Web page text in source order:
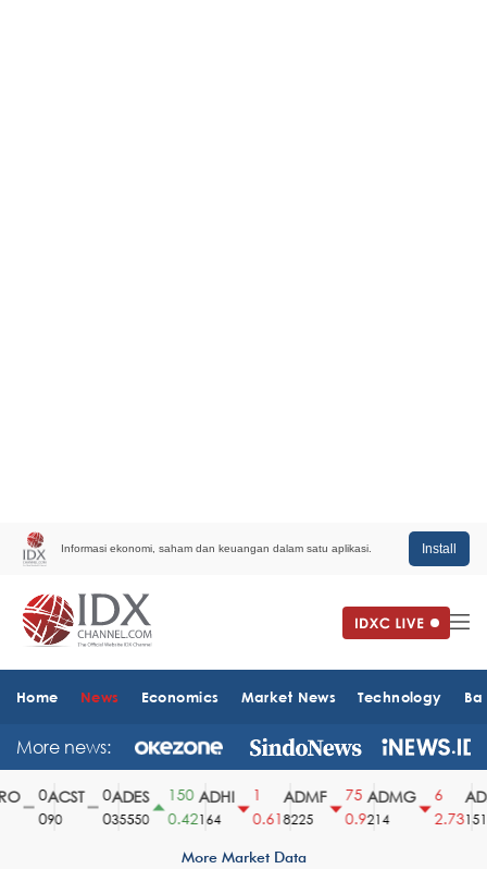
Informasi ekonomi, saham dan keuangan dalam satu aplikasi. Install
Home News Economics Market News Technology
More news:
ACST
90
ADES
35550
150
0.42
ADHI
164
0.61
ADMF
8225
75
0.9
ADMG
214
2.731510
More Market Data